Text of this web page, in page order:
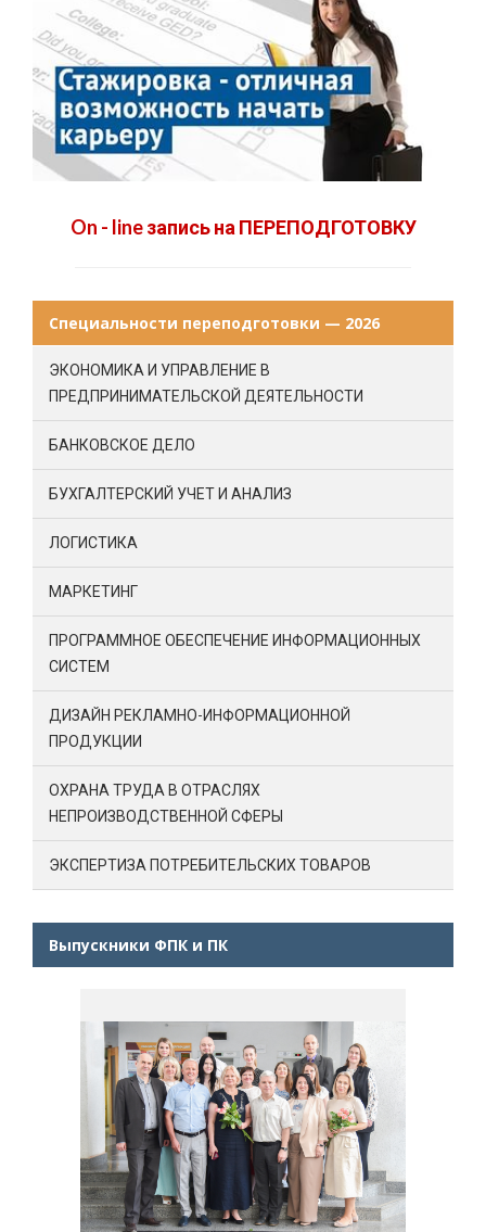
On - line запись на ПЕРЕПОДГОТОВКУ
Специальности переподготовки — 2026
ЭКОНОМИКА И УПРАВЛЕНИЕ В
ПРЕДПРИНИМАТЕЛЬСКОЙ ДЕЯТЕЛЬНОСТИ
БАНКОВСКОЕ ДЕЛО
БУХГАЛТЕРСКИЙ УЧЕТ И АНАЛИЗ
ЛОГИСТИКА
МАРКЕТИНГ
ПРОГРАММНОЕ ОБЕСПЕЧЕНИЕ ИНФОРМАЦИОННЫХ
СИСТЕМ
ДИЗАЙН РЕКЛАМНО-ИНФОРМАЦИОННОЙ
ПРОДУКЦИИ
ОХРАНА ТРУДА В ОТРАСЛЯХ
НЕПРОИЗВОДСТВЕННОЙ СФЕРЫ
ЭКСПЕРТИЗА ПОТРЕБИТЕЛЬСКИХ ТОВАРОВ
Выпускники ФПК и ПК